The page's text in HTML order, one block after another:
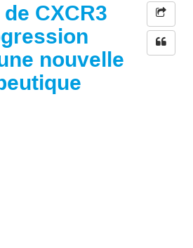
CXCR3
nouvelle